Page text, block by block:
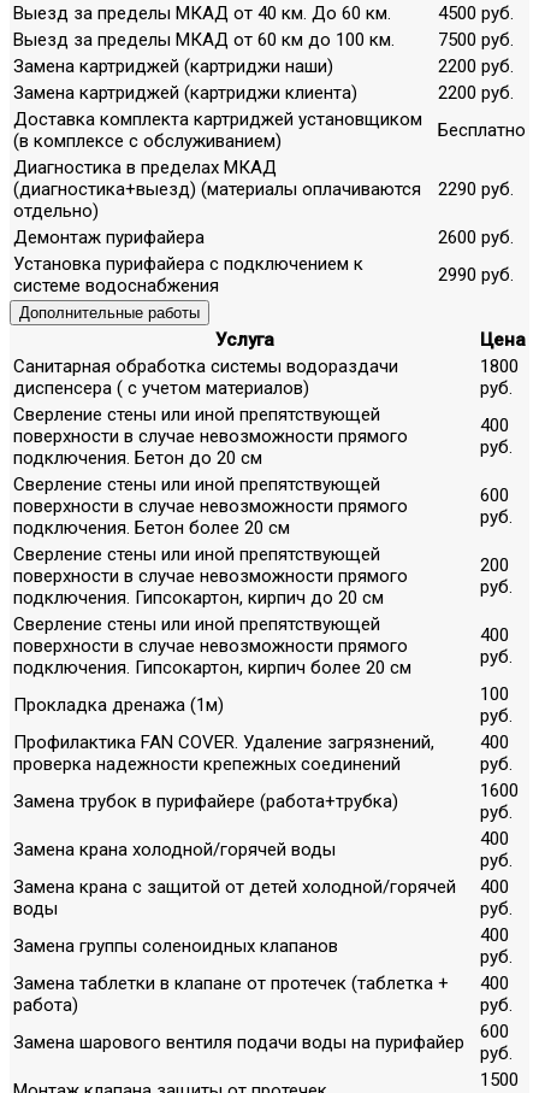
Выезд за пределы МКАД от 40 км. До 60 км.
4500 руб.
Выезд за пределы МКАД от 60 км до 100 км.
7500 руб.
Замена картриджей (картриджи наши)
2200 руб.
Замена картриджей (картриджи клиента)
2200 руб.
Доставка комплекта картриджей установщиком
(в комплексе с обслуживанием)
Бесплатно
Диагностика в пределах МКАД
(диагностика+выезд) (материалы оплачиваются
отдельно)
2290 руб.
Демонтаж пурифайера
2600 руб.
Установка пурифайера с подключением к
системе водоснабжения
2990 руб.
Дополнительные работы
Услуга
Цена
Санитарная обработка системы водораздачи
диспенсера ( с учетом материалов)
1800
руб.
Сверление стены или иной препятствующей
поверхности в случае невозможности прямого
подключения. Бетон до 20 см
400
руб.
Сверление стены или иной препятствующей
поверхности в случае невозможности прямого
подключения. Бетон более 20 см
600
руб.
Сверление стены или иной препятствующей
поверхности в случае невозможности прямого
подключения. Гипсокартон, кирпич до 20 см
200
руб.
Сверление стены или иной препятствующей
поверхности в случае невозможности прямого
подключения. Гипсокартон, кирпич более 20 см
400
руб.
Прокладка дренажа (1м)
100
руб.
Профилактика FAN COVER. Удаление загрязнений,
проверка надежности крепежных соединений
400
руб.
Замена трубок в пурифайере (работа+трубка)
1600
руб.
Замена крана холодной/горячей воды
400
руб.
Замена крана с защитой от детей холодной/горячей
воды
400
руб.
Замена группы соленоидных клапанов
400
руб.
Замена таблетки в клапане от протечек (таблетка +
работа)
400
руб.
Замена шарового вентиля подачи воды на пурифайер
600
руб.
1500